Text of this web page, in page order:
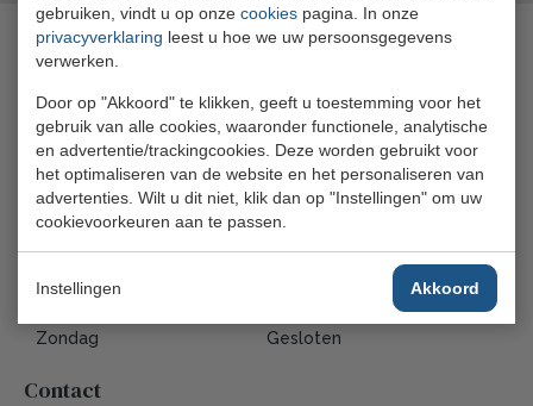
gebruiken, vindt u op onze cookies pagina. In onze
privacyverklaring leest u hoe we uw persoonsgegevens
verwerken.
Door op "Akkoord" te klikken, geeft u toestemming voor het
gebruik van alle cookies, waaronder functionele, analytische
en advertentie/trackingcookies. Deze worden gebruikt voor
het optimaliseren van de website en het personaliseren van
advertenties. Wilt u dit niet, klik dan op "Instellingen" om uw
cookievoorkeuren aan te passen.
Instellingen Akkoord
Openingstijden
Maandag 08:30 - 17:00
Dinsdag 08:30 - 17:00
Woensdag 08:30 - 17:00
Donderdag 08:30 - 17:00
Zaterdag
Zondag Gesloten
Contact